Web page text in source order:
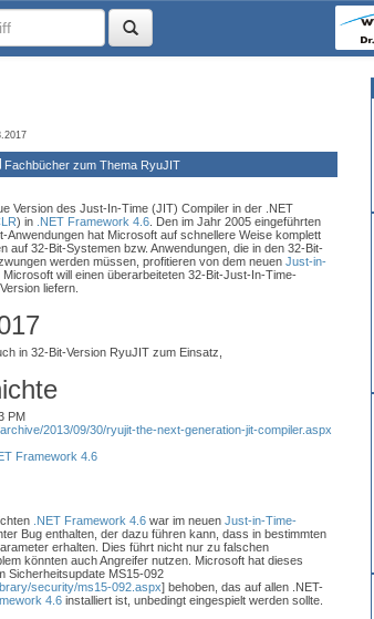
Fachbücher zum Thema RyuJIT
Version des Just-In-Time (JIT) Compiler in der .NET
) in .NET Framework 4.6. Den im Jahr 2005 eingeführten
Anwendungen hat Microsoft auf schnellere Weise komplett
auf 32-Bit-Systemen bzw. Anwendungen, die in den 32-Bit-
werden müssen, profitieren von dem neuen Just-in-
will einen überarbeiteten 32-Bit-Just-In-Time-
liefern.
in 32-Bit-Version RyuJIT zum Einsatz,
PM
2013/09/30/ryujit-the-next-generation-jit-compiler.aspx
Framework 4.6
.NET Framework 4.6war im neuen Just-in-Time-
Bug enthalten, der dazu führen kann, dass in bestimmten
erhalten. Dies führt nicht nur zu falschen
könnten auch Angreifer nutzen. Microsoft hat dieses
Sicherheitsupdate MS15-092
security/ms15-092.aspx] behoben, das auf allen .NET-
4.6installiert ist, unbedingt eingespielt werden sollte.